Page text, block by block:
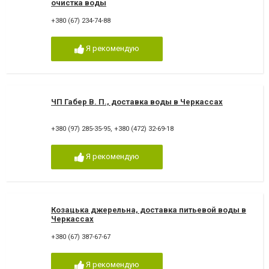
очистка воды
+380 (67) 234-74-88
Я рекомендую
ЧП Габер В. П., доставка воды в Черкассах
+380 (97) 285-35-95, +380 (472) 32-69-18
Я рекомендую
Козацька джерельна, доставка питьевой воды в
Черкассах
+380 (67) 387-67-67
Я рекомендую